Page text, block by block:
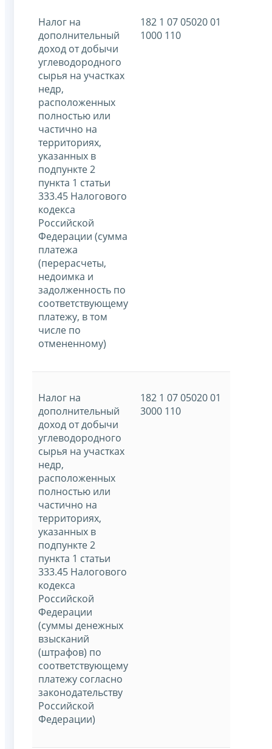
Налог на
дополнительный
доход от добычи
углеводородного
сырья на участках
недр,
расположенных
полностью или
частично на
территориях,
указанных в
подпункте 2
пункта 1 статьи
333.45 Налогового
кодекса
Российской
Федерации (сумма
платежа
(перерасчеты,
недоимка и
задолженность по
соответствующему
платежу, в том
числе по
отмененному)
182 1 07 05020 01
1000 110
Налог на
дополнительный
доход от добычи
углеводородного
сырья на участках
недр,
расположенных
полностью или
частично на
территориях,
указанных в
подпункте 2
пункта 1 статьи
333.45 Налогового
кодекса
Российской
Федерации
(суммы денежных
взысканий
(штрафов) по
соответствующему
платежу согласно
законодательству
Российской
Федерации)
182 1 07 05020 01
3000 110